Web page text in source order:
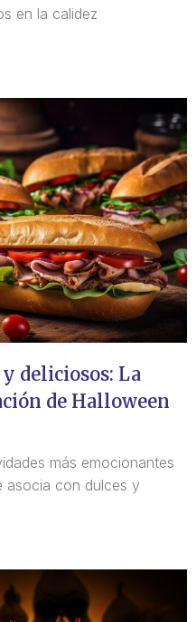
en la calidez
deliciosos: La
de Halloween
más emocionantes
asocia con dulces y